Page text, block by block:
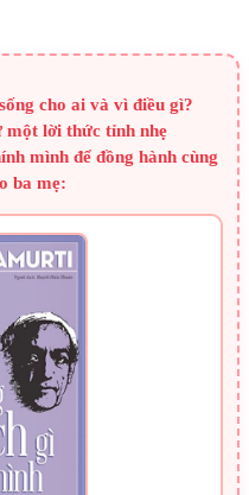
cho ai và vì điều gì?
một lời thức tỉnh nhẹ
mình để đồng hành cùng
ba mẹ: